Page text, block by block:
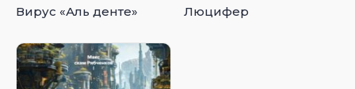
Вирус «Аль денте» Люцифер